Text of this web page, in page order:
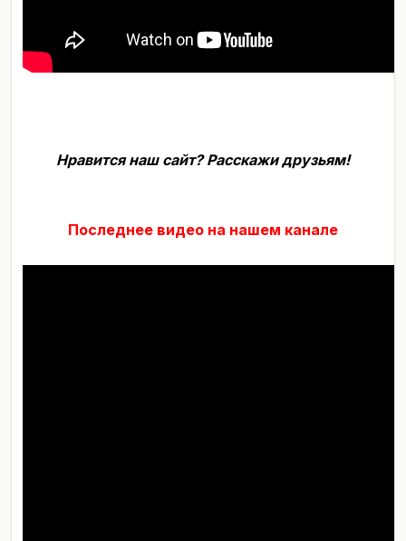
Нравится наш сайт? Расскажи друзьям!
Последнее видео на нашем канале